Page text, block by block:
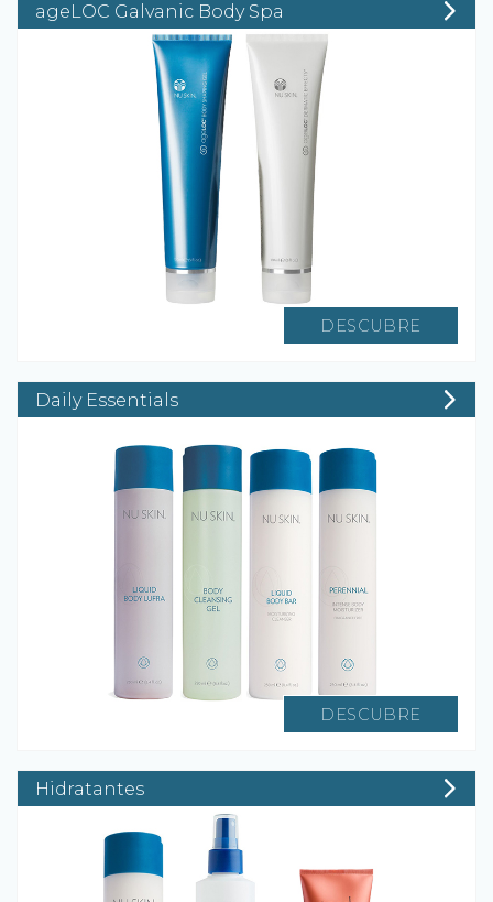
ageLOC Galvanic Body Spa
DESCUBRE
Daily Essentials
DESCUBRE
Hidratantes